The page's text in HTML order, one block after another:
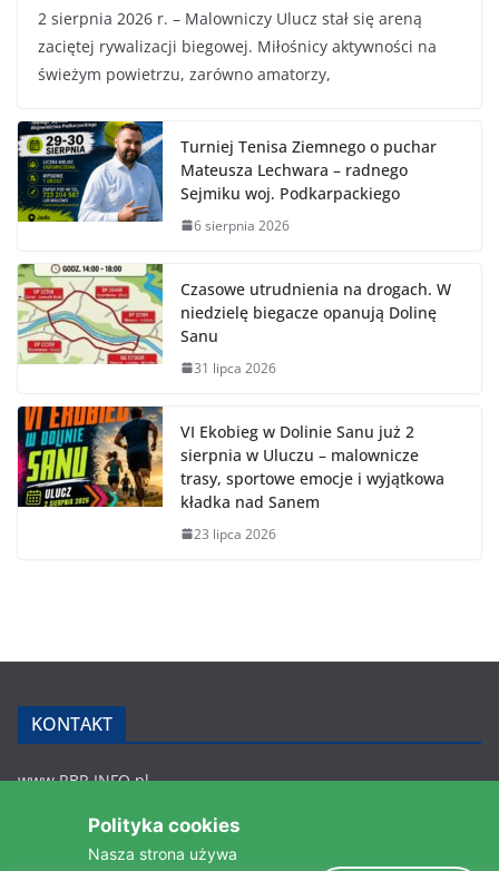
2 sierpnia 2026 r. – Malowniczy Ulucz stał się areną
zaciętej rywalizacji biegowej. Miłośnicy aktywności na
świeżym powietrzu, zarówno amatorzy,
Turniej Tenisa Ziemnego o puchar
Mateusza Lechwara – radnego
Sejmiku woj. Podkarpackiego
6 sierpnia 2026
Czasowe utrudnienia na drogach. W
niedzielę biegacze opanują Dolinę
Sanu
31 lipca 2026
VI Ekobieg w Dolinie Sanu już 2
sierpnia w Uluczu – malownicze
trasy, sportowe emocje i wyjątkowa
kładka nad Sanem
23 lipca 2026
KONTAKT
www.RBR.INFO.pl
36-200 Brzozów
rbr.info.pl@gmail.com
Polityka cookies
Nasza strona używa